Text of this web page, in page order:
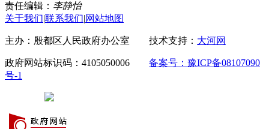
责任编辑： 李静怡
关于我们|联系我们|网站地图
主办：殷都区人民政府办公室 技术支持： 大河网
政府网站标识码：4105050006 备案号：豫ICP备08107090
号-1